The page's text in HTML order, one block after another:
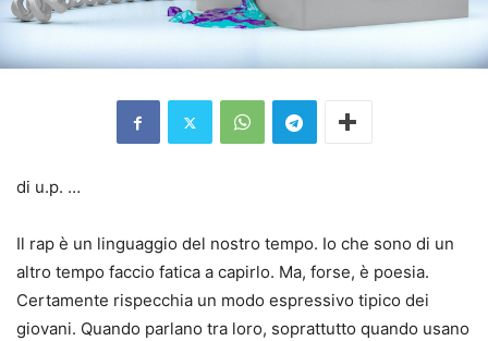
di u.p. …
Il rap è un linguaggio del nostro tempo. Io che sono di un
altro tempo faccio fatica a capirlo. Ma, forse, è poesia.
Certamente rispecchia un modo espressivo tipico dei
giovani. Quando parlano tra loro, soprattutto quando usano